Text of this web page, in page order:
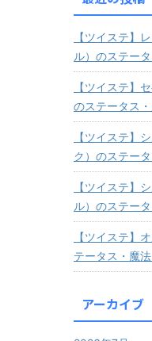
【ツイステ】
ル）のステー
【ツイステ】
のステータス
【ツイステ】
ク）のステー
【ツイステ】
ル）のステー
【ツイステ】
テータス・魔
アーカイブ